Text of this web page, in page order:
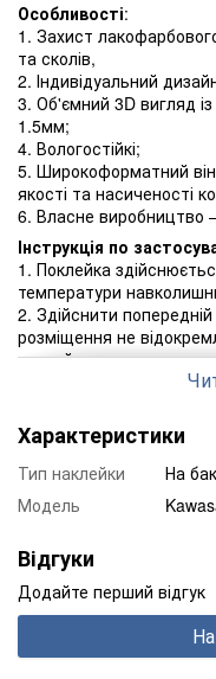
Особливості:
1. Захист
та сколів,
2. Індивідуальний
3. Об'ємний 3D вигляд
1.5мм;
4. Вологостійкі;
5. Широкоформатний
якості та насиченості
6. Власне виробництво
Інструкція по
1. Поклейка
температури
2. Здійснити
розміщення не
наклейки;
3. За фактом виміру,
4. Комплекти наклейок,
додатково
Розмір, мм: 140x200
Характеристики
Тип наклейки
На бак
Модель
Відгуки
Додайте перший відгук